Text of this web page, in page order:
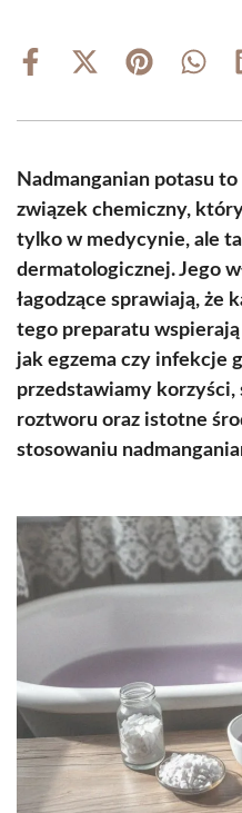
Share
Share
(Twitter)
Share Share
Nadmanganian potasu
związek chemiczny,
tylko w medycynie, ale
dermatologicznej. Jego
łagodzące sprawiają, że
tego preparatu
jak egzema czy infekcje
przedstawiamy
roztworu oraz istotne
stosowaniu